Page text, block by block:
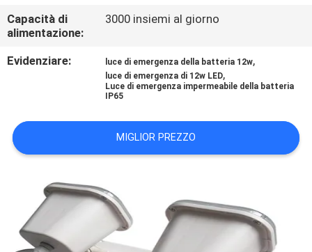
UNA
CITAZIONE
DEL
SITO
NORME
SULLA
PRIVACY
Capacità di
alimentazione:
3000 insiemi al giorno
Evidenziare: luce di emergenza della batteria 12w,
luce di emergenza di 12w LED,
Luce di emergenza impermeabile della batteria
IP65
MIGLIOR PREZZO